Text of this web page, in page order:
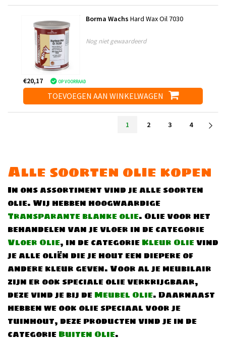
Borma Wachs Hard Wax Oil 7030
Nog niet gewaardeerd
€20,17 OP VOORRAAD
TOEVOEGEN AAN WINKELWAGEN
1 2 3 4
Alle soorten olie kopen
In ons assortiment vind je alle soorten
olie. Wij hebben hoogwaardige
Transparante blanke olie. Olie voor het
behandelen van je vloer in de categorie
Vloer Olie, in de categorieKleur Olievind
je alle oliën die je hout een diepere of
andere kleur geven. Voor al je meubilair
zijn er ook speciale olie verkrijgbaar,
deze vind je bij deMeubel Olie. Daarnaast
hebben we ook olie speciaal voor je
tuinhout, deze producten vind je in de
categorieBuiten Olie.